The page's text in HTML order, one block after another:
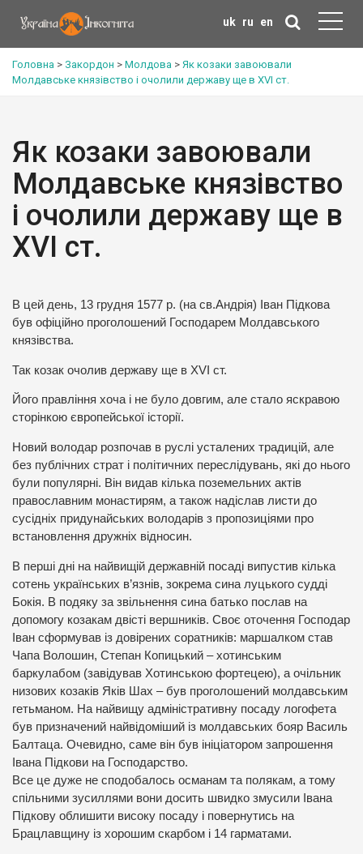
uk ru en
Головна > Закордон > Молдова > Як козаки завоювали
Молдавське князівство і очолили державу ще в XVI ст.
Як козаки завоювали
Молдавське князівство
і очолили державу ще в
XVI ст.
В цей день, 13 грудня 1577 р. (на св.Андрія) Іван Підкова
був офіційно проголошений Господарем Молдавського
князівства.
Так козак очолив державу ще в XVI ст.
Його правління хоча і не було довгим, але стало яскравою
сторінкою європейської історії.
Новий володар розпочав в руслі усталених традицій, але
без публічних страт і політичних переслідувань, які до нього
були популярні. Він видав кілька поземельних актів
православним монастирям, а також надіслав листи до
сусідніх придунайських володарів з пропозиціями про
встановлення дружніх відносин.
В перші дні на найвищій державній посаді випустив кілька
сотень українських в’язнів, зокрема сина луцького судді
Бокія. В подяку за звільнення сина батько послав на
допомогу козакам двісті вершників. Своє оточення Господар
Іван сформував із довірених соратників: маршалком став
Чапа Волошин, Степан Копицький – хотинським
баркулабом (завідував Хотинською фортецею), а очільник
низових козаків Яків Шах – був проголошений молдавським
гетьманом. На найвищу адміністративну посаду логофета
був призначений найвідоміший із молдавських бояр Василь
Балтаца. Очевидно, саме він був ініціатором запрошення
Івана Підкови на Господарство.
Все це дуже не сподобалось османам та полякам, а тому
спільними зусиллями вони досить швидко змусили Івана
Підкову облишити високу посаду і повернутись на
Брацлавщину із хорошим скарбом і 14 гарматами.